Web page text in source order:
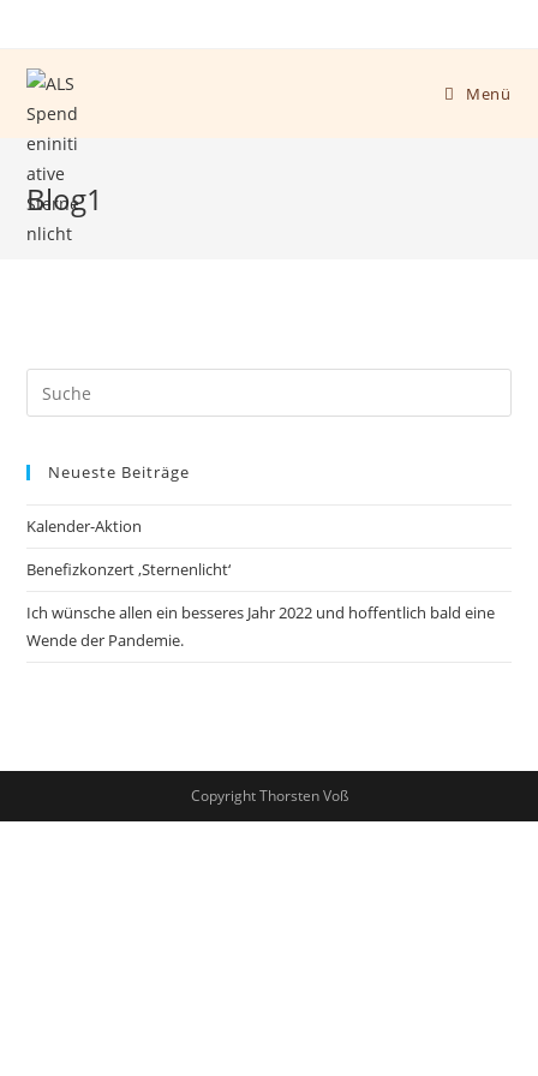
Menü
Blog1
Neueste Beiträge
Kalender-Aktion
Benefizkonzert ‚Sternenlicht‘
Ich wünsche allen ein besseres Jahr 2022 und hoffentlich bald eine
Wende der Pandemie.
Copyright Thorsten Voß